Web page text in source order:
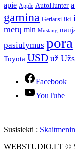
apie Apple AutoHunter
gamina Geriausi iki
metų mln Mustang
pasiūlymus pora
Toyota USD už
Facebook
YouTube
Susisiekti :
WEBSTUDIO.LT ©